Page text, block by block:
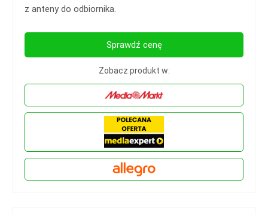
z anteny do odbiornika.
Sprawdź cenę
Zobacz produkt w: